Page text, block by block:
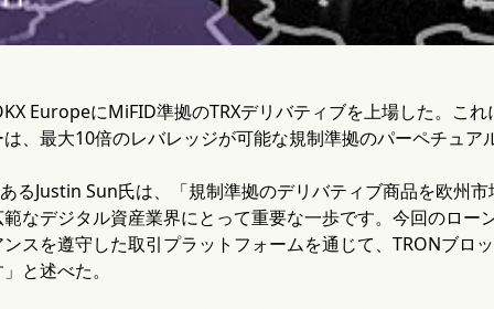
EuropeにMiFID準拠のTRXデリバティブを上場した。こ
、最大10倍のレバレッジが可能な規制準拠のパーペチュア
るJustin Sun氏は、「規制準拠のデリバティブ商品を欧州
なデジタル資産業界にとって重要な一歩です。今回のロー
スを遵守した取引プラットフォームを通じて、TRONブロ
と述べた。